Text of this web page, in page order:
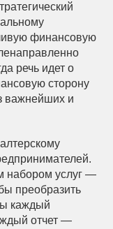
финансовую
речь идет о
сторону
важнейших и
набором услуг —
преобразить
каждый
отчет —